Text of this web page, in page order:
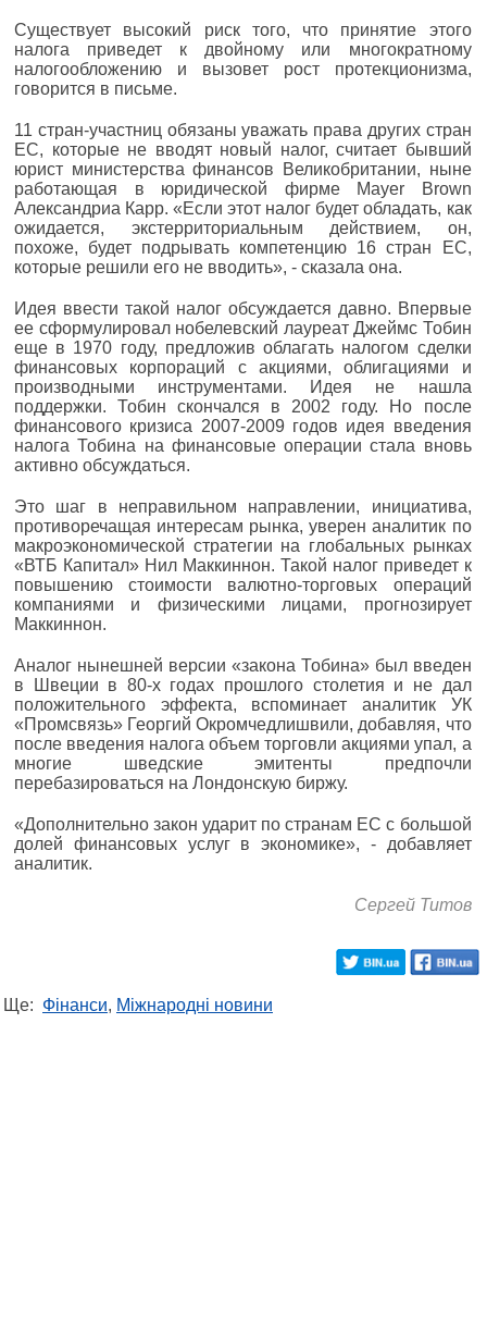
Существует высокий риск того, что принятие этого
налога приведет к двойному или многократному
налогообложению и вызовет рост протекционизма,
говорится в письме.
11 стран-участниц обязаны уважать права других стран
ЕС, которые не вводят новый налог, считает бывший
юрист министерства финансов Великобритании, ныне
работающая в юридической фирме Mayer Brown
Александриа Карр. «Если этот налог будет обладать, как
ожидается, экстерриториальным действием, он,
похоже, будет подрывать компетенцию 16 стран ЕС,
которые решили его не вводить», - сказала она.
Идея ввести такой налог обсуждается давно. Впервые
ее сформулировал нобелевский лауреат Джеймс Тобин
еще в 1970 году, предложив облагать налогом сделки
финансовых корпораций с акциями, облигациями и
производными инструментами. Идея не нашла
поддержки. Тобин скончался в 2002 году. Но после
финансового кризиса 2007-2009 годов идея введения
налога Тобина на финансовые операции стала вновь
активно обсуждаться.
Это шаг в неправильном направлении, инициатива,
противоречащая интересам рынка, уверен аналитик по
макроэкономической стратегии на глобальных рынках
«ВТБ Капитал» Нил Маккиннон. Такой налог приведет к
повышению стоимости валютно-торговых операций
компаниями и физическими лицами, прогнозирует
Маккиннон.
Аналог нынешней версии «закона Тобина» был введен
в Швеции в 80-х годах прошлого столетия и не дал
положительного эффекта, вспоминает аналитик УК
«Промсвязь» Георгий Окромчедлишвили, добавляя, что
после введения налога объем торговли акциями упал, а
многие шведские эмитенты предпочли
перебазироваться на Лондонскую биржу.
«Дополнительно закон ударит по странам ЕС с большой
долей финансовых услуг в экономике», - добавляет
аналитик.
Сергей Титов
Ще: Фінанси, Міжнародні новини